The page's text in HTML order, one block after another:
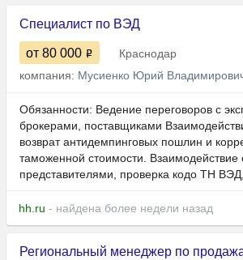
Специалист по ВЭД
от 80 000
Краснодар
компания: Мусиенко Юрий
Обязанности: Ведение переговоров с
брокерами, поставщиками
возврат антидемпинговых пошлин и
таможенной стоимости.
представителями, проверка кодо ТН
hh.ru - найдена более недели назад
Региональный менеджер по